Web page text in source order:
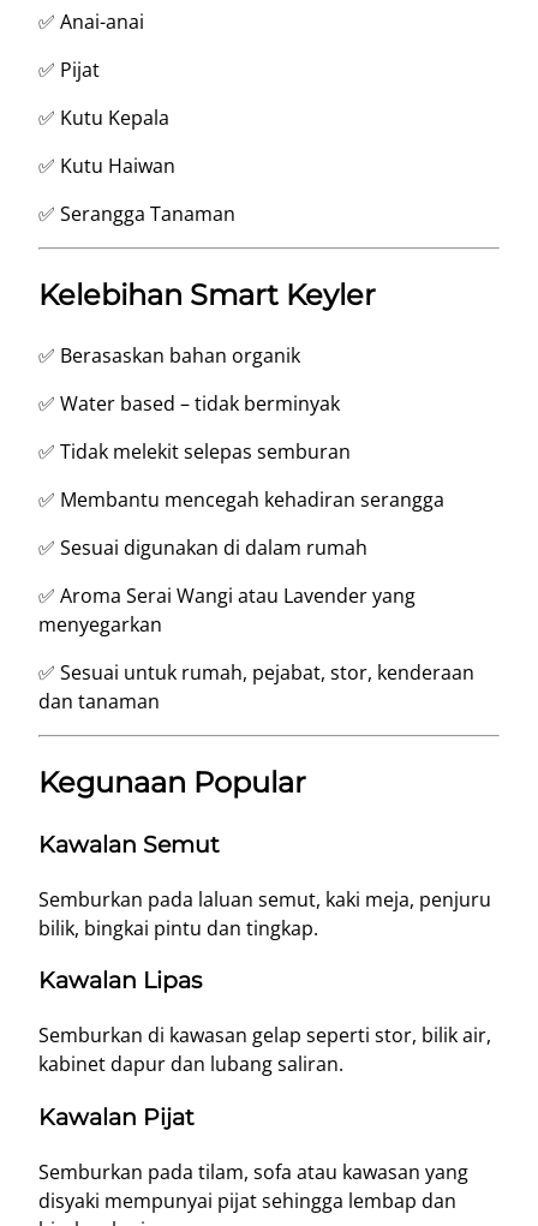
✅ Anai-anai
✅ Pijat
✅ Kutu Kepala
✅ Kutu Haiwan
✅ Serangga Tanaman
Kelebihan Smart Keyler
✅ Berasaskan bahan organik
✅ Water based – tidak berminyak
✅ Tidak melekit selepas semburan
✅ Membantu mencegah kehadiran serangga
✅ Sesuai digunakan di dalam rumah
✅ Aroma Serai Wangi atau Lavender yang
menyegarkan
✅ Sesuai untuk rumah, pejabat, stor, kenderaan
dan tanaman
Kegunaan Popular
Kawalan Semut
Semburkan pada laluan semut, kaki meja, penjuru
bilik, bingkai pintu dan tingkap.
Kawalan Lipas
Semburkan di kawasan gelap seperti stor, bilik air,
kabinet dapur dan lubang saliran.
Kawalan Pijat
Semburkan pada tilam, sofa atau kawasan yang
disyaki mempunyai pijat sehingga lembap dan